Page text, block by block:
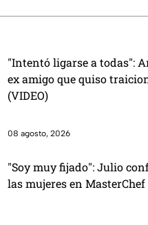
"Intentó ligarse a todas":
ex amigo que quiso
(VIDEO)
08 agosto, 2026
"Soy muy fijado": Julio
las mujeres en MasterChef